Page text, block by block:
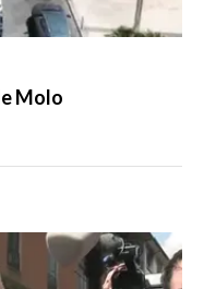
Molo